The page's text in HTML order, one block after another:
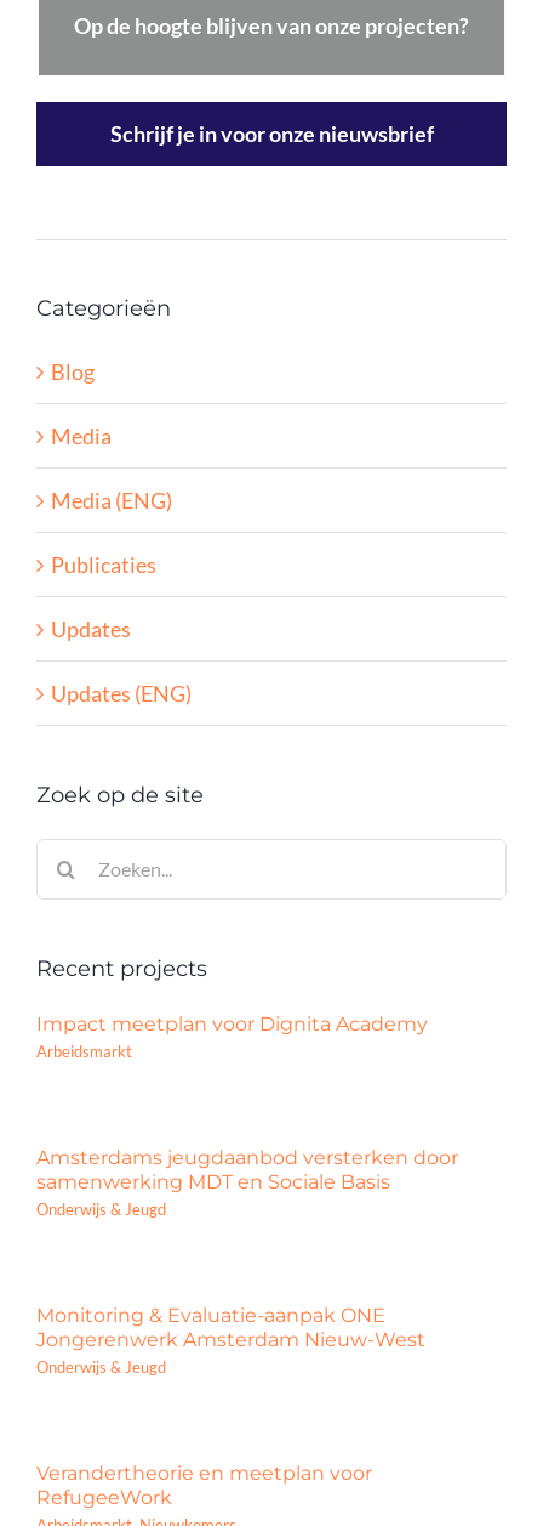
Op de hoogte blijven van onze projecten?
Schrijf je in voor onze nieuwsbrief
Categorieën
Blog
Media
Media (ENG)
Publicaties
Updates
Updates (ENG)
Zoek op de site
Zoeken
naar:
Recent projects
Impact meetplan voor Dignita Academy
Arbeidsmarkt
Amsterdams jeugdaanbod versterken door
samenwerking MDT en Sociale Basis
Onderwijs & Jeugd
Monitoring & Evaluatie-aanpak ONE
Jongerenwerk Amsterdam Nieuw-West
Onderwijs & Jeugd
Verandertheorie en meetplan voor
RefugeeWork